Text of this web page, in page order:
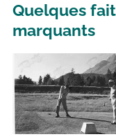
Quelques
marquants